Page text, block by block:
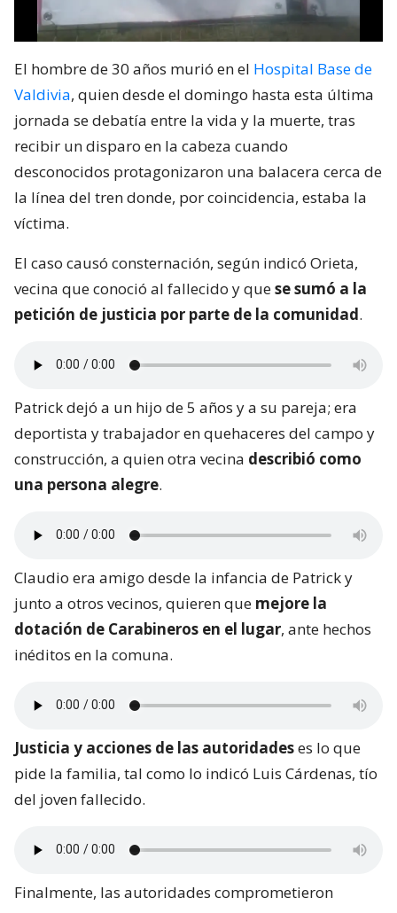
El hombre de 30 años murió en el Hospital Base de
Valdivia, quien desde el domingo hasta esta última
jornada se debatía entre la vida y la muerte, tras
recibir un disparo en la cabeza cuando
desconocidos protagonizaron una balacera cerca de
la línea del tren donde, por coincidencia, estaba la
víctima.
El caso causó consternación, según indicó Orieta,
vecina que conoció al fallecido y quese sumó a la
petición de justicia por parte de la comunidad.
Patrick dejó a un hijo de 5 años y a su pareja; era
deportista y trabajador en quehaceres del campo y
construcción, a quien otra vecina describió como
una persona alegre.
Claudio era amigo desde la infancia de Patrick y
junto a otros vecinos, quieren que mejore la
dotación de Carabineros en el lugar, ante hechos
inéditos en la comuna.
Justicia y acciones de las autoridadeses lo que
pide la familia, tal como lo indicó Luis Cárdenas, tío
del joven fallecido.
Finalmente, las autoridades comprometieron